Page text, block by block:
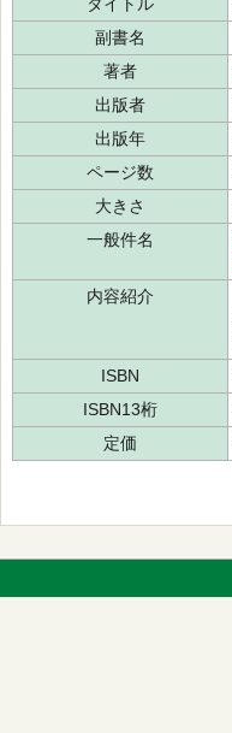
副書名
著者
出版者
出版年
ページ数
大きさ
一般件名
内容紹介
ISBN
ISBN13桁
定価